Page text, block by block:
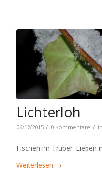
Lichterloh
06/12/2015 / 0 Kommentare / in
Fischen im Trüben Lieben
Weiterlesen →